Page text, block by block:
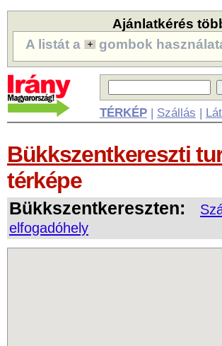
Ajánlatkérés
A listát a
gombok
TÉRKÉP| Szállás |
Bükkszentkereszti
térképe
Bükkszentkereszten:
elfogadóhely